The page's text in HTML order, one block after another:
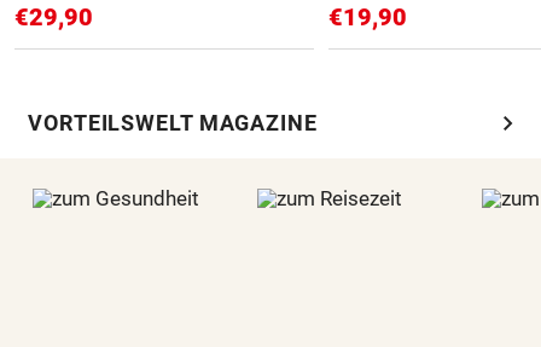
€29,90 €19,90
VORTEILSWELT MAGAZINE chevron_right